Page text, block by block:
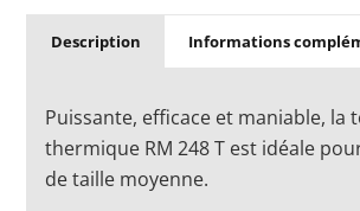
Description Informations
Puissante, efficace et maniable, la
thermique RM 248 T est idéale
de taille moyenne.